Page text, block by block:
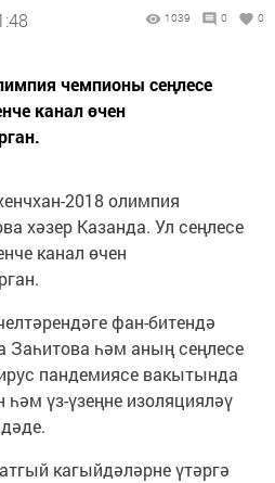
1039 0 0
чемпионы сеңлесе
канал өчен
2018 олимпия
хәзер Казанда. Ул сеңлесе
канал өчен
фан-битендә
Заһитова һәм аның сеңлесе
пандемиясе вакытында
һәм үз-үзеңне изоляцияләү
кагыйдәләрне үтәргә